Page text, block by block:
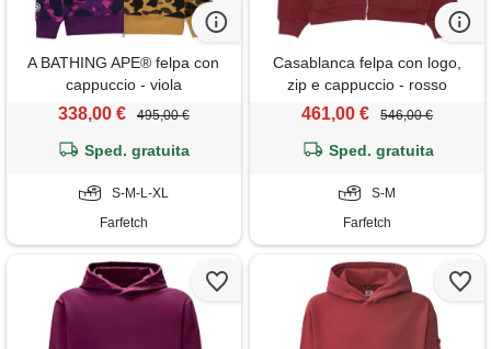
A BATHING APE® felpa con
cappuccio - viola
338,00 € 495,00 €
Sped. gratuita
S-M-L-XL
Farfetch
Casablanca felpa con logo,
zip e cappuccio - rosso
461,00 € 546,00 €
Sped. gratuita
S-M
Farfetch